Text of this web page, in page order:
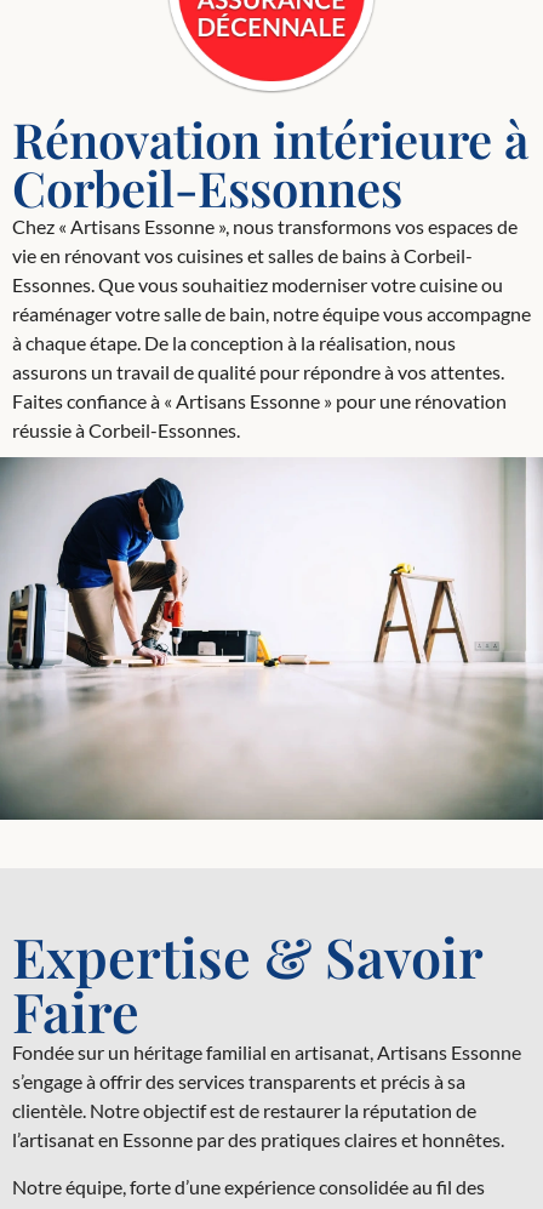
Rénovation intérieure à
Corbeil-Essonnes
Chez « Artisans Essonne », nous transformons vos espaces de
vie en rénovant vos cuisines et salles de bains à Corbeil-
Essonnes. Que vous souhaitiez moderniser votre cuisine ou
réaménager votre salle de bain, notre équipe vous accompagne
à chaque étape. De la conception à la réalisation, nous
assurons un travail de qualité pour répondre à vos attentes.
Faites confiance à « Artisans Essonne » pour une rénovation
réussie à Corbeil-Essonnes.
Expertise & Savoir
Faire
Fondée sur un héritage familial en artisanat, Artisans Essonne
s’engage à offrir des services transparents et précis à sa
clientèle. Notre objectif est de restaurer la réputation de
l’artisanat en Essonne par des pratiques claires et honnêtes.
Notre équipe, forte d’une expérience consolidée au fil des